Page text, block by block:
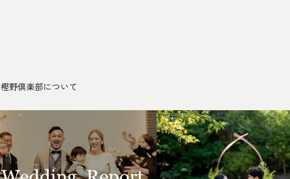
樫野倶楽部について